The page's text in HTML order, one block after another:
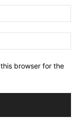
browser for the